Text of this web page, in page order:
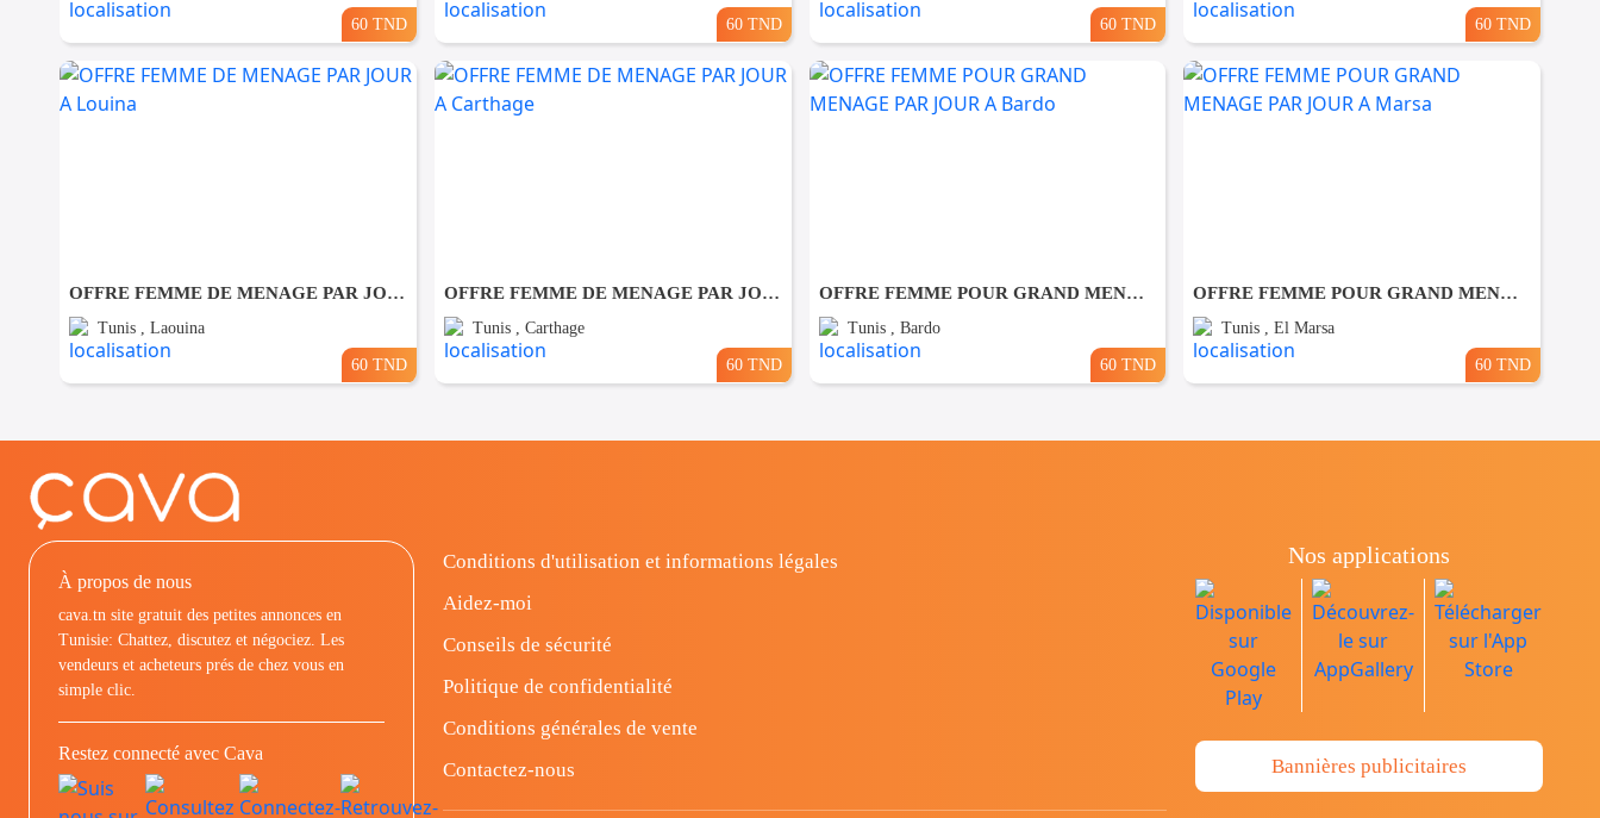
60 TND 60 TND 60 TND 60 TND
OFFRE FEMME DE MENAGE PAR JOUR A Louina
Tunis , Laouina
60 TND
OFFRE FEMME DE MENAGE PAR JOUR A Carthage
Tunis , Carthage
60 TND
OFFRE FEMME POUR GRAND MENAGE PAR JOUR A Bardo
Tunis , Bardo
60 TND
OFFRE FEMME POUR GRAND MENAGE PAR JOUR A Marsa
Tunis , El Marsa
60 TND
À propos de nous
cava.tn site gratuit des petites annonces en
Tunisie: Chattez, discutez et négociez. Les
vendeurs et acheteurs prés de chez vous en
simple clic.
Restez connecté avec Cava
Conditions d'utilisation et informations légales
Aidez-moi
Conseils de sécurité
Politique de confidentialité
Conditions générales de vente
Contactez-nous
Nos applications
Bannières publicitaires